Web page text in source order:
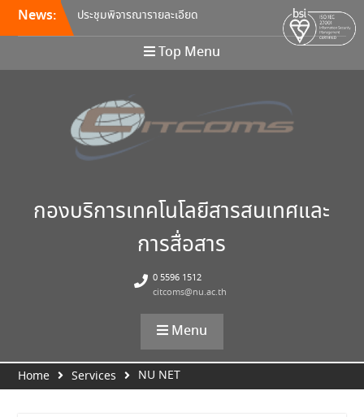
News:
ประชุมพิจารณารายละเอียด
คุณลักษณะ และกำหนดราคา
กลางครุภัณฑ์คอมพิวเตอร์ ครั้ง
ที่ 5/2569
Integration / Continuous
Deployment (CI/CD)
ขอเชิญเข้าร่วมการอบรมสัมมนา
“พัฒนาทักษะการเรียนการสอน
Top Menu
กองบริการเทคโนโลยีสารสนเทศและ
การสื่อสาร
0 5596 1512
citcoms@nu.ac.th
Menu
Home Services NU NET